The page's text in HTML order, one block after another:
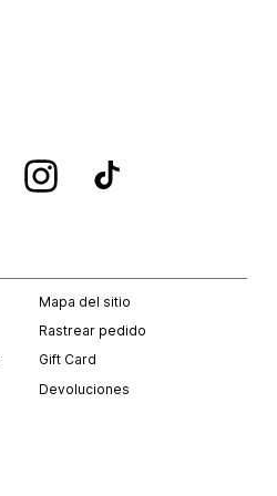
Mapa del sitio
Rastrear pedido
Gift Card
Devoluciones